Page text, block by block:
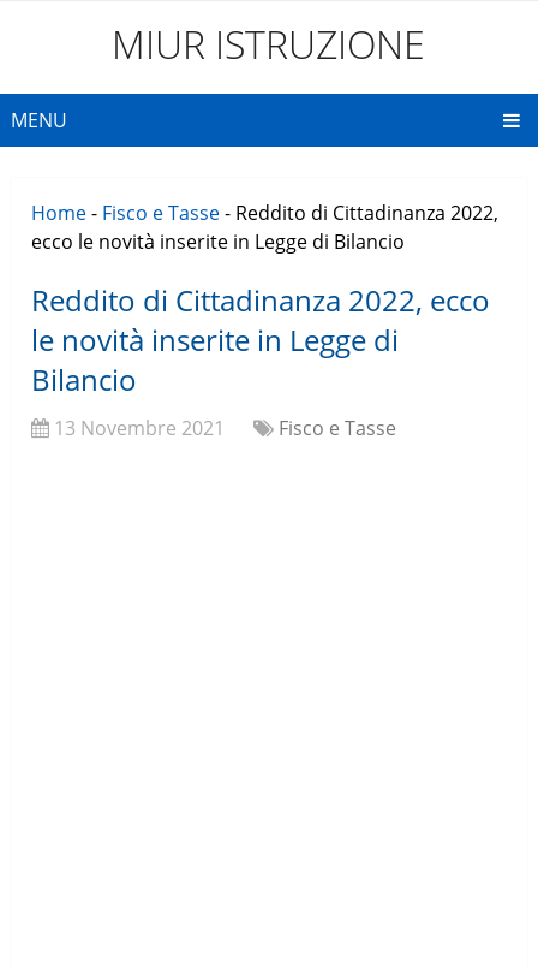
MIUR ISTRUZIONE
MENU
Home- Fisco e Tasse- Reddito di Cittadinanza 2022,
ecco le novità inserite in Legge di Bilancio
Reddito di Cittadinanza 2022, ecco
le novità inserite in Legge di
Bilancio
13 Novembre 2021 Fisco e Tasse